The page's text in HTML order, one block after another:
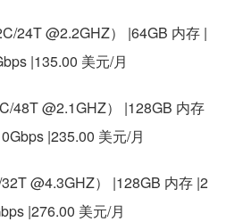
24T @2.2GHZ） |64GB 内存 |
|135.00 美元/月
48T @2.1GHZ） |128GB 内存
|235.00 美元/月
@4.3GHZ） |128GB 内存 |2
|276.00 美元/月